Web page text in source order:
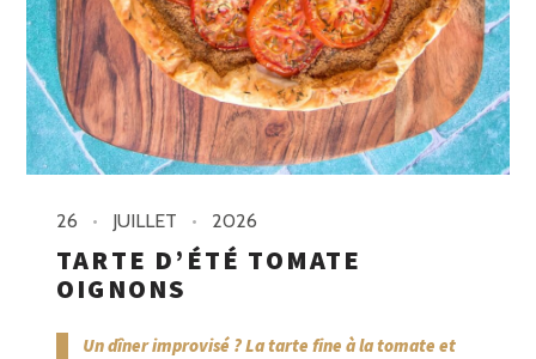
26 JUILLET 2026
TARTE D’ÉTÉ TOMATE
OIGNONS
Un dîner improvisé ? La tarte fine à la tomate et